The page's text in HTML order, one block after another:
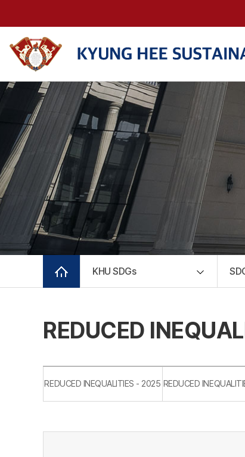
KHU SDGs
REDUCED
REDUCED INEQUALITIES - 2025 REDUCED